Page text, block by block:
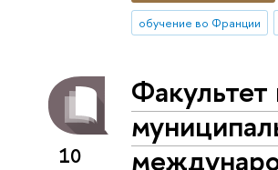
обучение во Франции
10
Факультет